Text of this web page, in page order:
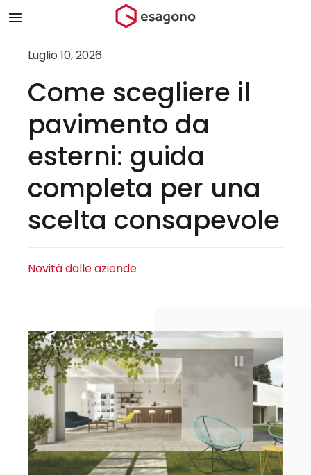
contenuto
Toggle
Navigation
Chi siamo
Store
Blog
Contatti
Luglio 10, 2026
Come scegliere il
pavimento da
esterni: guida
completa per una
scelta consapevole
Novità dalle aziende